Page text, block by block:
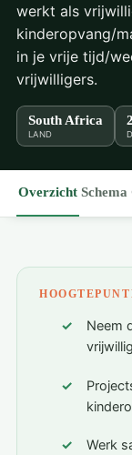
werkt als
kinderopvang/
in je vrije tijd/
vrijwilligers.
South Africa
LAND
Overzicht Schema
Neem
Werk